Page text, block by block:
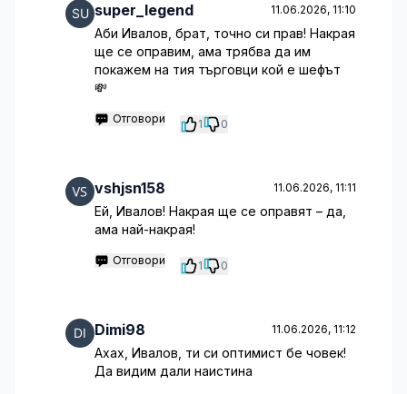
super_legend 11.06.2026, 11:10
Аби Ивалов, брат, точно си прав! Накрая
ще се оправим, ама трябва да им
покажем на тия търговци кой е шефът
💸
Отговори 1 0
vshjsn158 11.06.2026, 11:11
Ей, Ивалов! Накрая ще се оправят – да,
ама най-накрая!
Отговори 1 0
Dimi98 11.06.2026, 11:12
Ахах, Ивалов, ти си оптимист бе човек!
Да видим дали наистина